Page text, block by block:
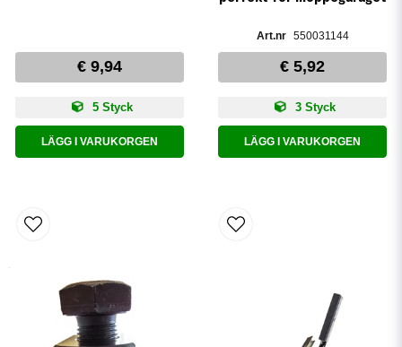
€ 9,94
5 Styck
LÄGG I VARUKORGEN
550031144
€ 5,92
3 Styck
LÄGG I VARUKORGEN